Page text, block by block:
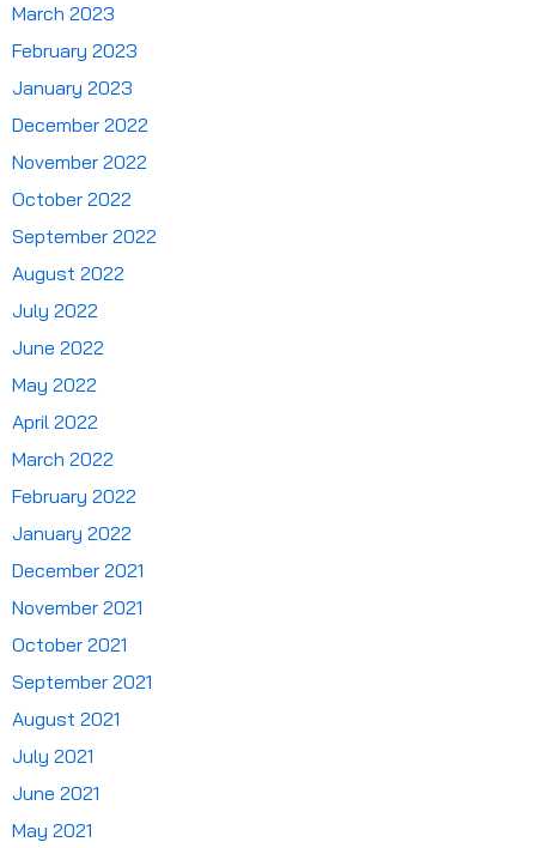
March 2023
February 2023
January 2023
December 2022
November 2022
October 2022
September 2022
August 2022
July 2022
June 2022
May 2022
April 2022
March 2022
February 2022
January 2022
December 2021
November 2021
October 2021
September 2021
August 2021
July 2021
June 2021
May 2021